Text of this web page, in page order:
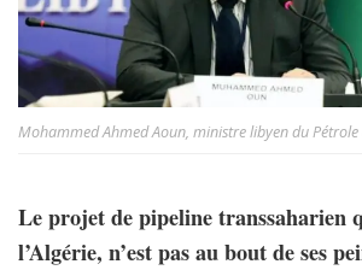
Mohammed Ahmed Aoun, ministre libyen du Pétrole
Le projet de pipeline transsaharien
l’Algérie, n’est pas au bout de ses